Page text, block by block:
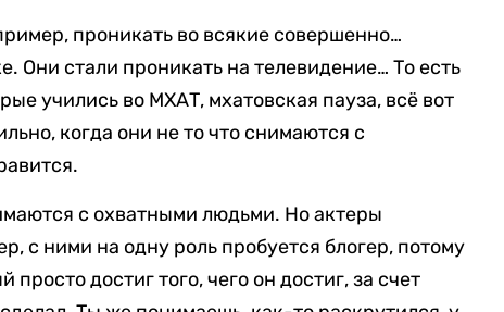
проникать во всякие совершенно…
Они стали проникать на телевидение… То есть
учились во МХАТ, мхатовская пауза, всё вот
когда они не то что снимаются с
с охватными людьми. Но актеры
с ними на одну роль пробуется блогер, потому
просто достиг того, чего он достиг, за счет